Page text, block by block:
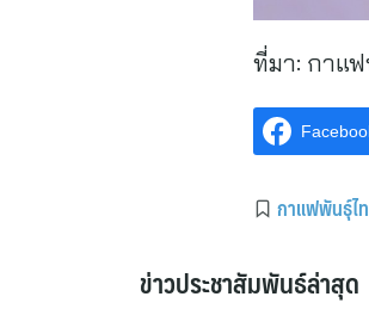
ที่มา: กาแ
กาแฟพันธุ์ไ
ข่าวประชาสัมพันธ์ล่าสุด